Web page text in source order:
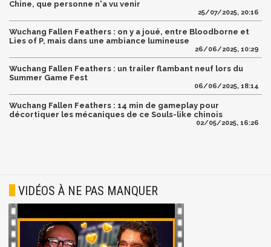
Chine, que personne n'a vu venir
25/07/2025, 20:16
Wuchang Fallen Feathers : on y a joué, entre Bloodborne et
Lies of P, mais dans une ambiance lumineuse
26/06/2025, 10:29
Wuchang Fallen Feathers : un trailer flambant neuf lors du
Summer Game Fest
06/06/2025, 18:14
Wuchang Fallen Feathers : 14 min de gameplay pour
décortiquer les mécaniques de ce Souls-like chinois
02/05/2025, 16:26
VIDÉOS À NE PAS MANQUER